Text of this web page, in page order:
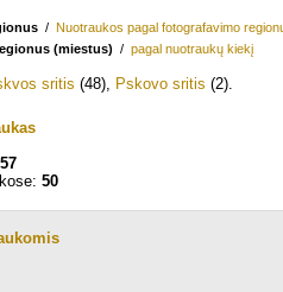
/ Nuotraukos pagal fotografavimo
(miestus) / pagal nuotraukų kiekį
sritis (48), Pskovo sritis (2).
57
50